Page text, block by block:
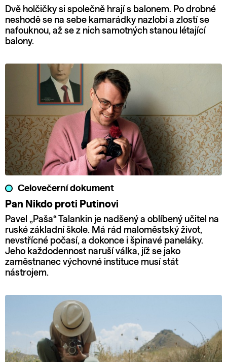
Dvě holčičky si společně hrají s balonem. Po drobné
neshodě se na sebe kamarádky nazlobí a zlostí se
nafouknou, až se z nich samotných stanou létající
balony.
Celovečerní dokument
Pan Nikdo proti Putinovi
Pavel „Paša“ Talankin je nadšený a oblíbený učitel na
ruské základní škole. Má rád maloměstský život,
nevstřícné počasí, a dokonce i špinavé paneláky.
Jeho každodennost naruší válka, jíž se jako
zaměstnanec výchovné instituce musí stát
nástrojem.